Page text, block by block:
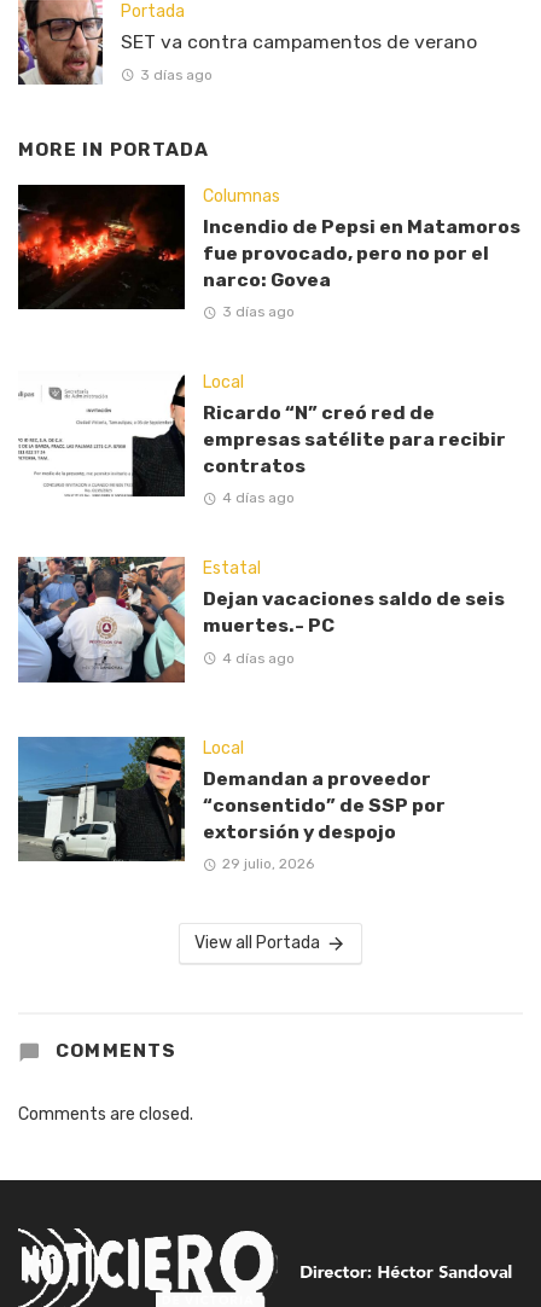
Portada
SET va contra campamentos de verano
3 días ago
MORE IN PORTADA
Columnas
Incendio de Pepsi en Matamoros
fue provocado, pero no por el
narco: Govea
3 días ago
Local
Ricardo “N” creó red de
empresas satélite para recibir
contratos
4 días ago
Estatal
Dejan vacaciones saldo de seis
muertes.- PC
4 días ago
Local
Demandan a proveedor
“consentido” de SSP por
extorsión y despojo
29 julio, 2026
View all Portada
COMMENTS
Comments are closed.